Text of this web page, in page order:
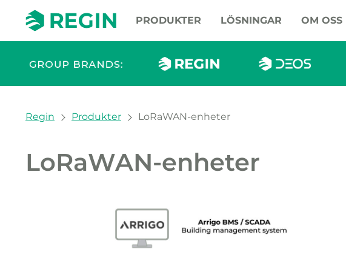
PRODUKTER LÖSNINGAR OM OSS
You are here:
Regin Produkter LoRaWAN-enheter
LoRaWAN-enheter